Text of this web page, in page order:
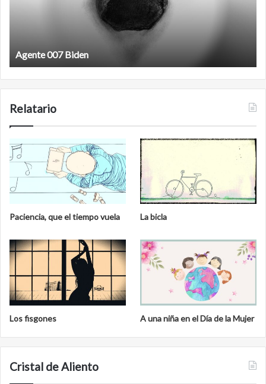
Agente 007 Biden
Relatario
Paciencia, que el tiempo vuela La bicla
Los fisgones A una niña en el Día de la Mujer
Cristal de Aliento